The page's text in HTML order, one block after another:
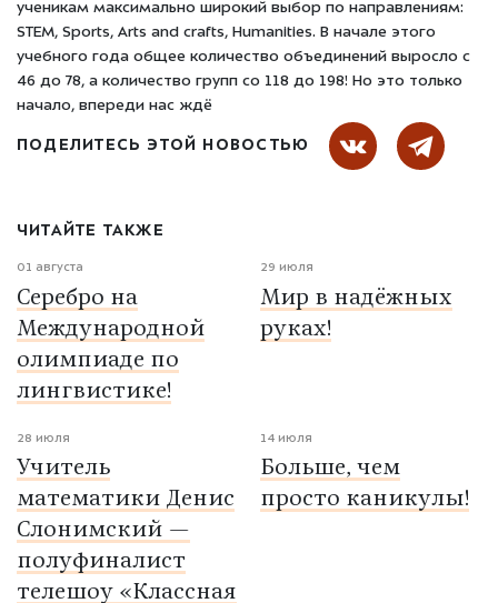
ученикам максимально широкий выбор по направлениям:
STEM, Sports, Arts and crafts, Humanities. В начале этого
учебного года общее количество объединений выросло с
46 до 78, а количество групп со 118 до 198! Но это только
начало, впереди нас ждё
ПОДЕЛИТЕСЬ ЭТОЙ НОВОСТЬЮ
ЧИТАЙТЕ ТАКЖЕ
01 августа
Серебро на
Международной
олимпиаде по
лингвистике!
29 июля
Мир в надёжных
руках!
28 июля
Учитель
математики Денис
Слонимский —
полуфиналист
телешоу «Классная
14 июля
Больше, чем
просто каникулы!